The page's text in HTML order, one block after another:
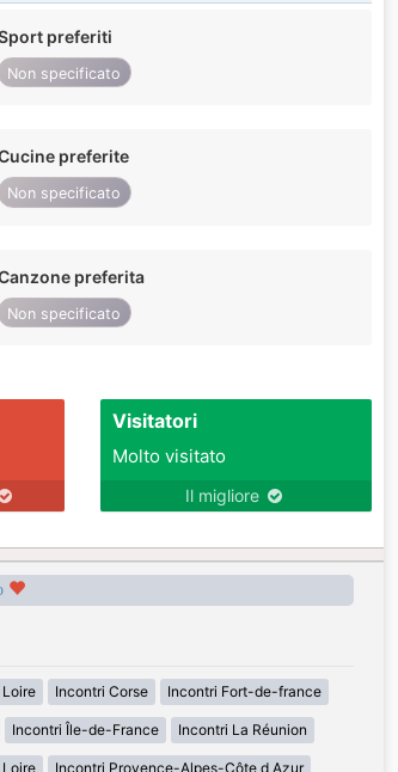
preferiti
Non specificato
preferite
Non specificato
preferita
Non specificato
Visitatori
Molto visitato
Il migliore
Incontri Corse Incontri Fort-de-france
Incontri Île-de-France Incontri La Réunion
Incontri Provence-Alpes-Côte d Azur